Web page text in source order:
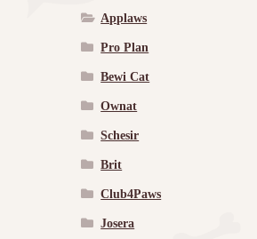
Applaws
Pro Plan
Bewi Cat
Ownat
Schesir
Brit
Club4Paws
Josera